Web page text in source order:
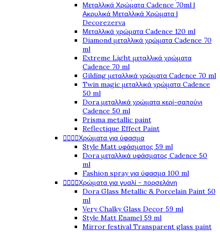
Μεταλλικά Χρώματα Cadence 70ml |
Ακρυλικά Μεταλλικά Χρώματα |
Decorezerva
Μεταλλικά χρώματα Cadence 120 ml
Diamond μεταλλικά χρώματα Cadence 70
ml
Extreme Light μεταλλικά χρώματα
Cadence 70 ml
Gilding μεταλλικά χρώματα Cadence 70 ml
Twin magic μεταλλικά χρώματα Cadence
50 ml
Dora μεταλλικά χρώματα κερί-σαπούνι
Cadence 50 ml
Prisma metallic paint
Reflectique Effect Paint
Χρώματα για ύφασμα
Style Matt υφάσματος 59 ml
Dora μεταλλικά υφάσματος Cadence 50
ml
Fashion spray για ύφασμα 100 ml
Χρώματα για γυαλί - πορσελάνη
Dora Glass Metallic & Porcelain Paint 50
ml
Very Chalky Glass Decor 59 ml
Style Matt Enamel 59 ml
Mirror festival Transparent glass paint